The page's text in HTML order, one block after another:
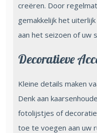
creëren. Door
gemakkelijk het
aan het seizoen of uw
Decoratieve
Kleine details maken
Denk aan
fotolijstjes of
toe te voegen aan uw